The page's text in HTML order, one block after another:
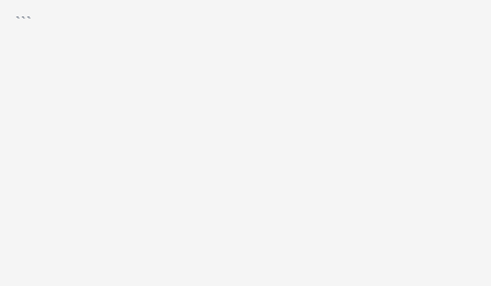
```